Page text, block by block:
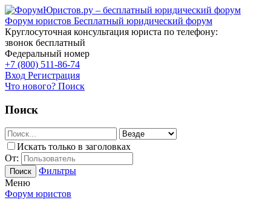
Форум юристов Бесплатный юридический форум
Круглосуточная консультация юриста по телефону:
звонок бесплатный
Федеральный номер
+7 (800) 511-86-74
Вход Регистрация
Что нового? Поиск
Поиск
Искать только в заголовках
От:
Поиск
Фильтры
Меню
Форум юристов